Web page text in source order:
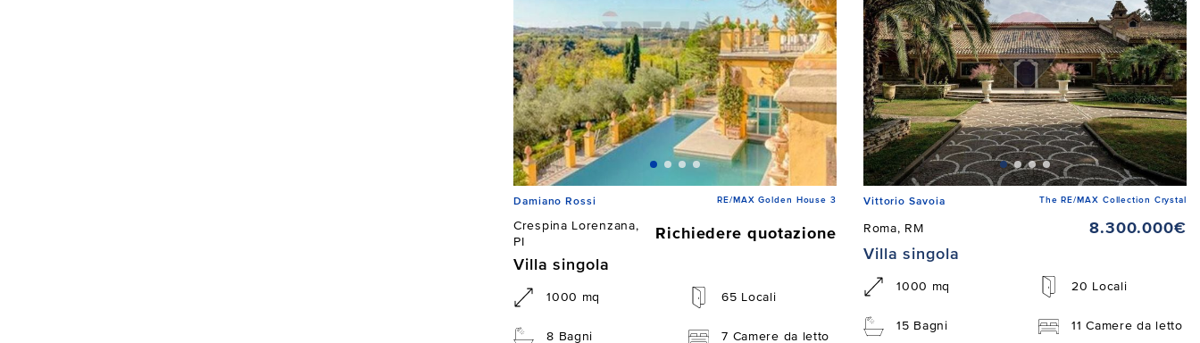
Damiano Rossi RE/MAX Golden House 3
Crespina Lorenzana,
PI
Richiedere quotazione
Villa singola
1000 mq 65 Locali
8 Bagni 7 Camere da letto
Vittorio Savoia The RE/MAX Collection Crystal
Roma, RM
8.300.000€
Villa singola
1000 mq 20 Locali
15 Bagni 11 Camere da letto